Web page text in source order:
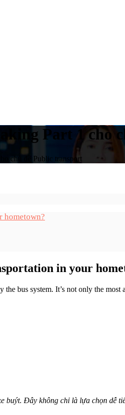
Part 1 cho
chủ đề Public transport
hometown?
in your
the bus system. It’s not only the
buýt. Đây không chỉ là lựa chọn